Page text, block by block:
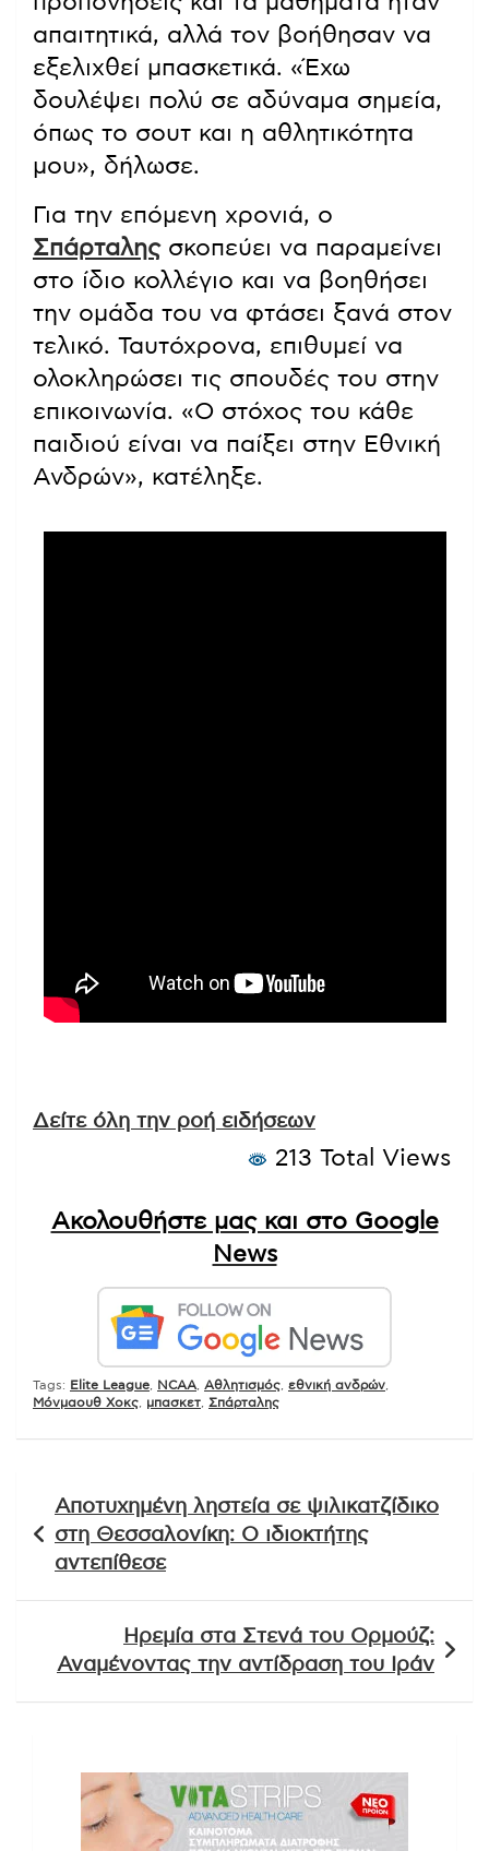
απαιτητικά, αλλά τον βοήθησαν να
εξελιχθεί μπασκετικά. «Έχω
δουλέψει πολύ σε αδύναμα σημεία,
όπως το σουτ και η αθλητικότητα
μου», δήλωσε.
Για την επόμενη χρονιά, ο
Σπάρταληςσκοπεύει να παραμείνει
στο ίδιο κολλέγιο και να βοηθήσει
την ομάδα του να φτάσει ξανά στον
τελικό. Ταυτόχρονα, επιθυμεί να
ολοκληρώσει τις σπουδές του στην
επικοινωνία. «Ο στόχος του κάθε
παιδιού είναι να παίξει στην Εθνική
Ανδρών», κατέληξε.
Δείτε όλη την ροή ειδήσεων
213 Total Views
Ακολουθήστε μας και στο Google
News
Tags: Elite League NCAA Αθλητισμός εθνική ανδρών
Μόνμαουθ Χοκς
μπασκετ Σπάρταλης
άρθρων
Αποτυχημένη ληστεία σε ψιλικατζίδικο
στη Θεσσαλονίκη: Ο ιδιοκτήτης
αντεπίθεσε
Ηρεμία στα Στενά του Ορμούζ:
Αναμένοντας την αντίδραση του Ιράν